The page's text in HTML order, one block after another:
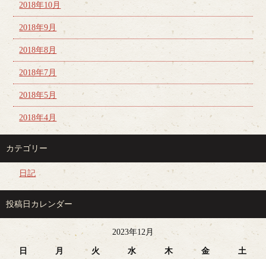
2018年10月
2018年9月
2018年8月
2018年7月
2018年5月
2018年4月
カテゴリー
日記
投稿日カレンダー
2023年12月
日 月 火 水 木 金 土